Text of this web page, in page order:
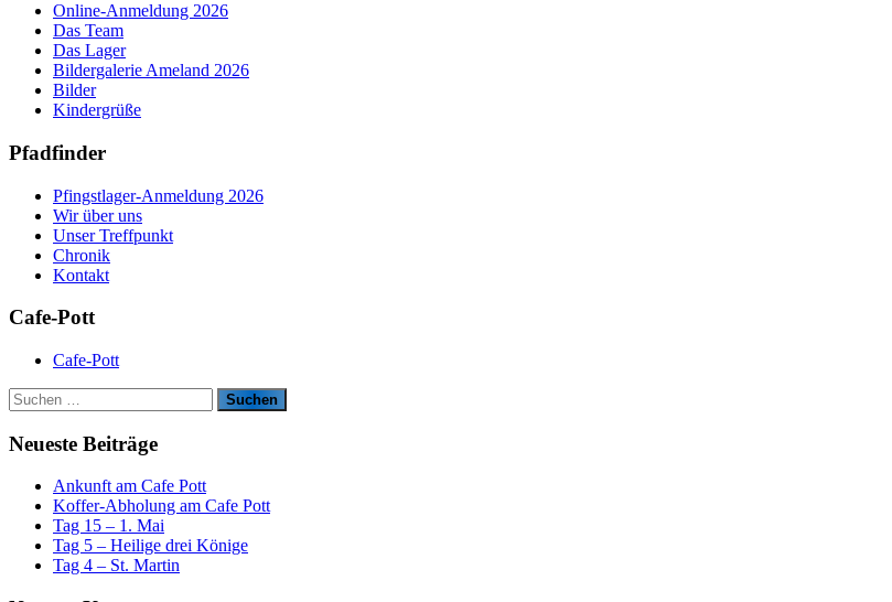
Online-Anmeldung 2026
Das Team
Das Lager
Bildergalerie Ameland 2026
Bilder
Kindergrüße
Pfadfinder
Pfingstlager-Anmeldung 2026
Wir über uns
Unser Treffpunkt
Chronik
Kontakt
Cafe-Pott
Cafe-Pott
S
u
c
h
Neueste Beiträge
Ankunft am Cafe Pott
Koffer-Abholung am Cafe Pott
Tag 15 – 1. Mai
Tag 5 – Heilige drei Könige
Tag 4 – St. Martin